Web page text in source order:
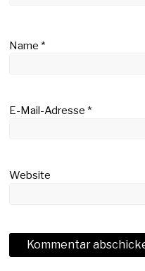
Name*
E-Mail-Adresse*
Website